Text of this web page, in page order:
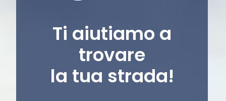
Ti aiutiamo a
trovare
la tua strada!